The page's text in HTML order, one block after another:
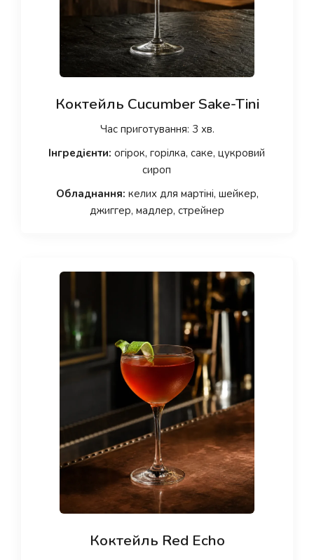
Коктейль Cucumber Sake-Tini
Час приготування: 3 хв.
Інгредієнти: огірок, горілка, саке, цукровий
сироп
Обладнання: келих для мартіні, шейкер,
джиггер, мадлер, стрейнер
Коктейль Red Echo